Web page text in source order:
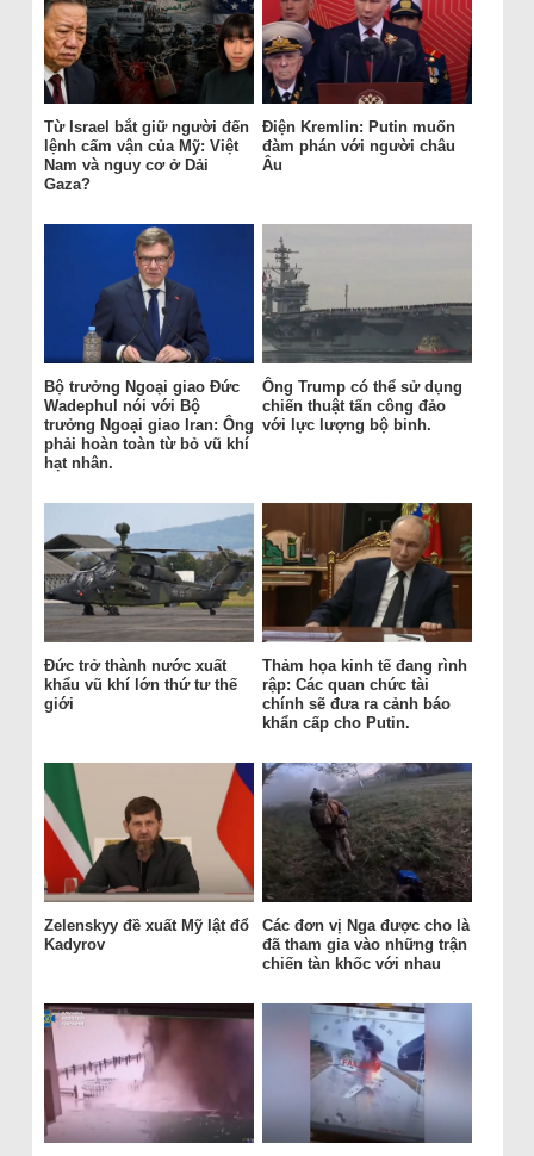
Từ Israel bắt giữ người đến
lệnh cấm vận của Mỹ: Việt
Nam và nguy cơ ở Dải
Gaza?
Điện Kremlin: Putin muốn
đàm phán với người châu
Âu
Bộ trưởng Ngoại giao Đức
Wadephul nói với Bộ
trưởng Ngoại giao Iran: Ông
phải hoàn toàn từ bỏ vũ khí
hạt nhân.
Ông Trump có thể sử dụng
chiến thuật tấn công đảo
với lực lượng bộ binh.
Đức trở thành nước xuất
khẩu vũ khí lớn thứ tư thế
giới
Thảm họa kinh tế đang rình
rập: Các quan chức tài
chính sẽ đưa ra cảnh báo
khẩn cấp cho Putin.
Zelenskyy đề xuất Mỹ lật đổ
Kadyrov
Các đơn vị Nga được cho là
đã tham gia vào những trận
chiến tàn khốc với nhau